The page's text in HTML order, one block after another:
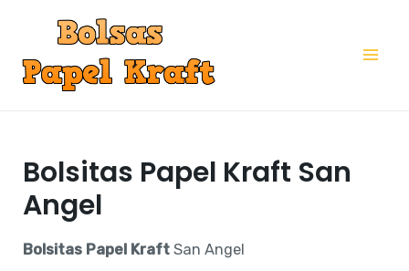
contenido
Bolsitas Papel Kraft San
Angel
Bolsitas Papel Kraft San Angel